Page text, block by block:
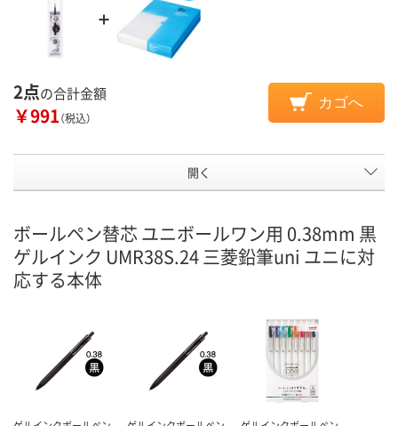
2点の合計金額
￥991（税込）
カゴへ
開く
ボールペン替芯 ユニボールワン用 0.38mm 黒
ゲルインク UMR38S.24 三菱鉛筆uni ユニに対
応する本体